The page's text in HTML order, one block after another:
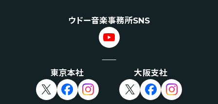
ウドー音楽事務所SNS
東京本社 大阪支社